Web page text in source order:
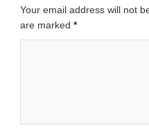
Your email address will not
are marked *